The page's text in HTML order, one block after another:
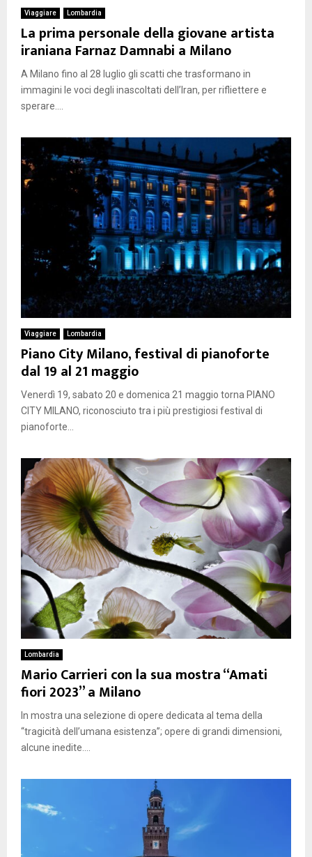
Viaggiare Lombardia
La prima personale della giovane artista
iraniana Farnaz Damnabi a Milano
A Milano fino al 28 luglio gli scatti che trasformano in
immagini le voci degli inascoltati dell’Iran, per rifliettere e
sperare....
Viaggiare Lombardia
Piano City Milano, festival di pianoforte
dal 19 al 21 maggio
Venerdì 19, sabato 20 e domenica 21 maggio torna PIANO
CITY MILANO, riconosciuto tra i più prestigiosi festival di
pianoforte...
Lombardia
Mario Carrieri con la sua mostra “Amati
fiori 2023” a Milano
In mostra una selezione di opere dedicata al tema della
“tragicità dell’umana esistenza”; opere di grandi dimensioni,
alcune inedite....